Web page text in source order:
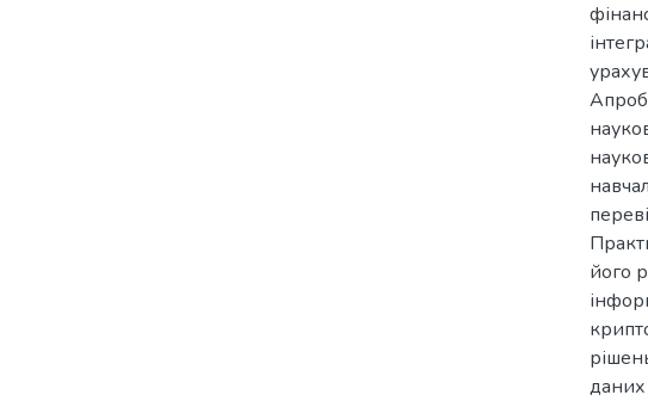
його